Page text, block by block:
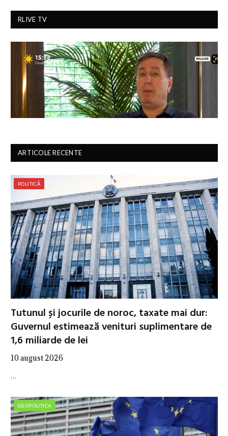
RLIVE TV
ARTICOLE RECENTE
POLITICĂ
Tutunul și jocurile de noroc, taxate mai dur:
Guvernul estimează venituri suplimentare de
1,6 miliarde de lei
10 august 2026
…
GEOPOLITICA